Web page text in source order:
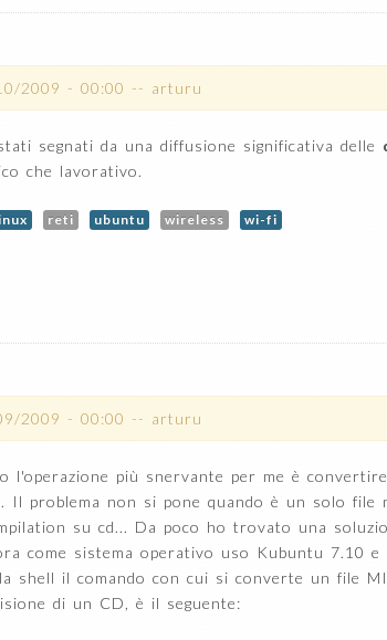
2009 - 00:00 -- arturu
segnati da una diffusione significativa delle
che lavorativo.
reti ubuntu wireless wi-fi
2009 - 00:00 -- arturu
l'operazione più snervante per me è
Il problema non si pone quando è un solo file
su cd... Da poco ho trovato una
come sistema operativo uso Kubuntu 7.10 e
shell il comando con cui si converte un file
di un CD, è il seguente: